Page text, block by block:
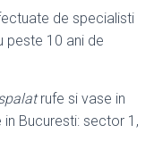
de specialisti
peste 10 ani de
rufe si vase in
Bucuresti: sector 1,